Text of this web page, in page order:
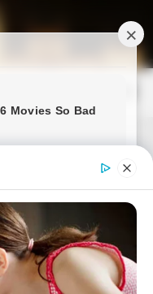
Search